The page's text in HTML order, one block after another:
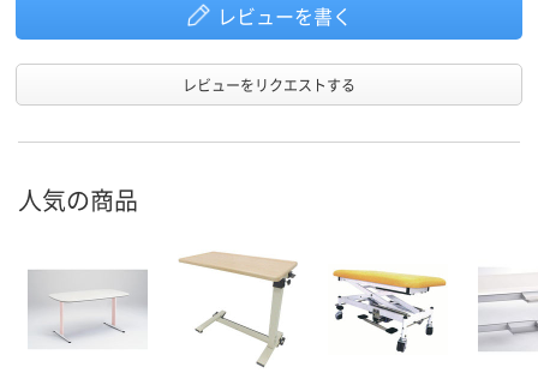
レビューを書く
レビューをリクエストする
人気の商品